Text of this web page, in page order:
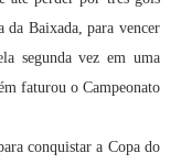
Baixada, para vencer
segunda vez em uma
faturou o Campeonato
conquistar a Copa do